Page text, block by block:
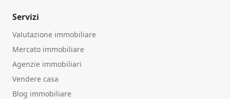
Servizi
Valutazione immobiliare
Mercato immobiliare
Agenzie immobiliari
Vendere casa
Blog immobiliare